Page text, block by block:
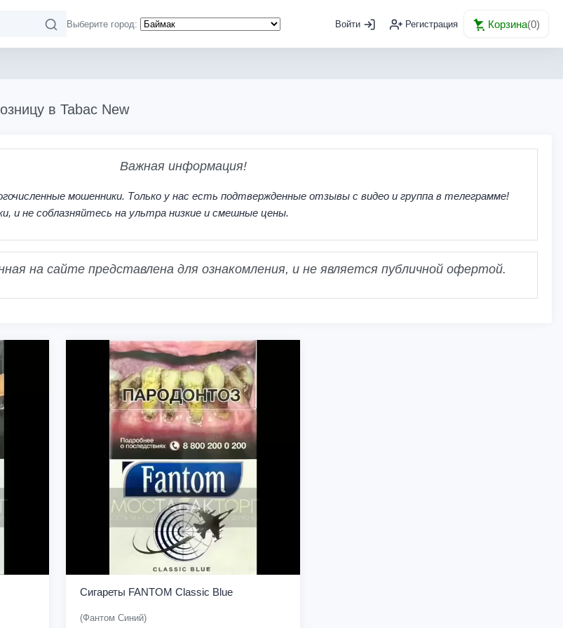
Выберите город: Войти Регистрация Корзина(0)
в Tabac New
Важная информация!
мошенники. Только у нас есть подтвержденные отзывы с видео и группа в телеграмме!
и не соблазняйтесь на ультра низкие и смешные цены.
на сайте представлена для ознакомления, и не является публичной офертой.
Сигареты FANTOM Classic Blue
(Фантом Синий)